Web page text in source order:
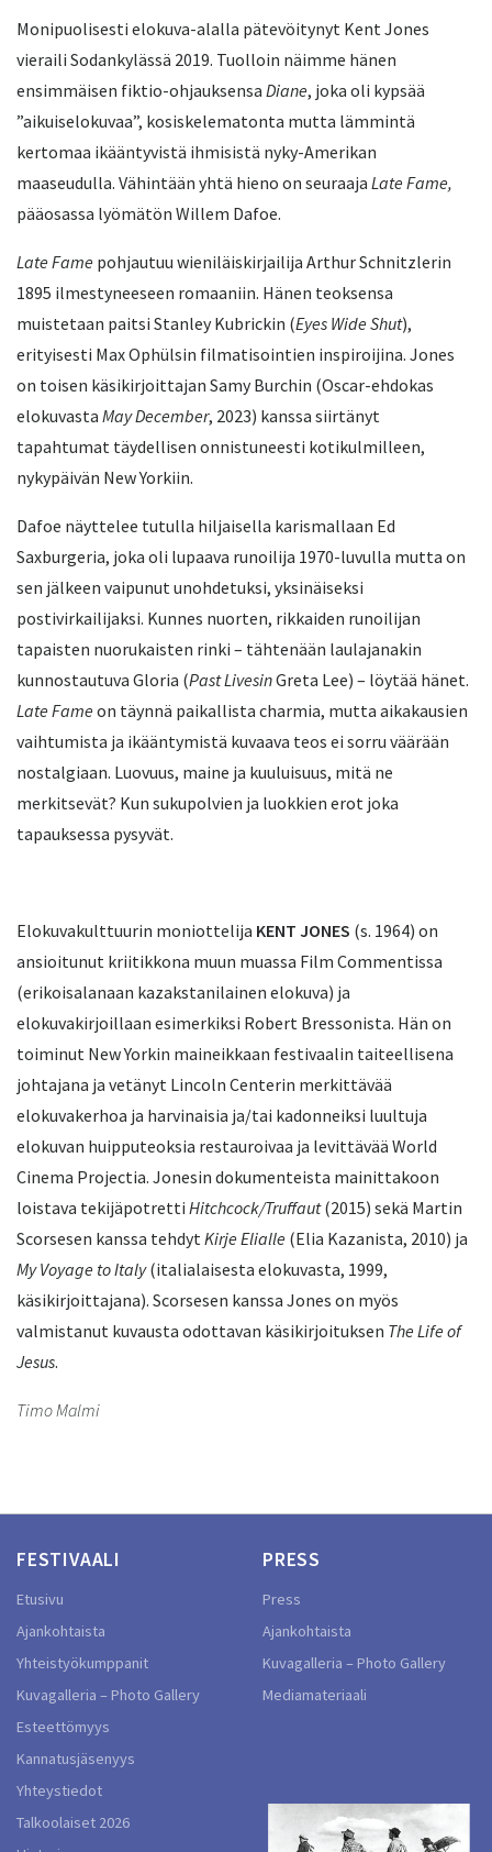
Monipuolisesti elokuva-alalla pätevöitynyt Kent Jones
vieraili Sodankylässä 2019. Tuolloin näimme hänen
ensimmäisen fiktio-ohjauksensa Diane, joka oli kypsää
”aikuiselokuvaa”, kosiskelematonta mutta lämmintä
kertomaa ikääntyvistä ihmisistä nyky-Amerikan
maaseudulla. Vähintään yhtä hieno on seuraaja Late Fame,
pääosassa lyömätön Willem Dafoe.
Late Fame pohjautuu wieniläiskirjailija Arthur Schnitzlerin
1895 ilmestyneeseen romaaniin. Hänen teoksensa
muistetaan paitsi Stanley Kubrickin (Eyes Wide Shut),
erityisesti Max Ophülsin filmatisointien inspiroijina. Jones
on toisen käsikirjoittajan Samy Burchin (Oscar-ehdokas
elokuvasta May December, 2023) kanssa siirtänyt
tapahtumat täydellisen onnistuneesti kotikulmilleen,
nykypäivän New Yorkiin.
Dafoe näyttelee tutulla hiljaisella karismallaan Ed
Saxburgeria, joka oli lupaava runoilija 1970-luvulla mutta on
sen jälkeen vaipunut unohdetuksi, yksinäiseksi
postivirkailijaksi. Kunnes nuorten, rikkaiden runoilijan
tapaisten nuorukaisten rinki – tähtenään laulajanakin
kunnostautuva Gloria (Past LivesinGreta Lee) – löytää hänet.
Late Fame on täynnä paikallista charmia, mutta aikakausien
vaihtumista ja ikääntymistä kuvaava teos ei sorru väärään
nostalgiaan. Luovuus, maine ja kuuluisuus, mitä ne
merkitsevät? Kun sukupolvien ja luokkien erot joka
tapauksessa pysyvät.
Elokuvakulttuurin moniottelija KENT JONES (s. 1964) on
ansioitunut kriitikkona muun muassa Film Commentissa
(erikoisalanaan kazakstanilainen elokuva) ja
elokuvakirjoillaan esimerkiksi Robert Bressonista. Hän on
toiminut New Yorkin maineikkaan festivaalin taiteellisena
johtajana ja vetänyt Lincoln Centerin merkittävää
elokuvakerhoa ja harvinaisia ja/tai kadonneiksi luultuja
elokuvan huipputeoksia restauroivaa ja levittävää World
Cinema Projectia. Jonesin dokumenteista mainittakoon
loistava tekijäpotretti Hitchcock/Truffaut(2015) sekä Martin
Scorsesen kanssa tehdytKirje Elialle (Elia Kazanista, 2010) ja
My Voyage to Italy(italialaisesta elokuvasta, 1999,
käsikirjoittajana). Scorsesen kanssa Jones on myös
valmistanut kuvausta odottavan käsikirjoituksen The Life of
Jesus.
Timo Malmi
FESTIVAALI
Etusivu
Ajankohtaista
Yhteistyökumppanit
Kuvagalleria – Photo Gallery
Esteettömyys
Kannatusjäsenyys
Yhteystiedot
Talkoolaiset 2026
PRESS
Press
Ajankohtaista
Kuvagalleria – Photo Gallery
Mediamateriaali